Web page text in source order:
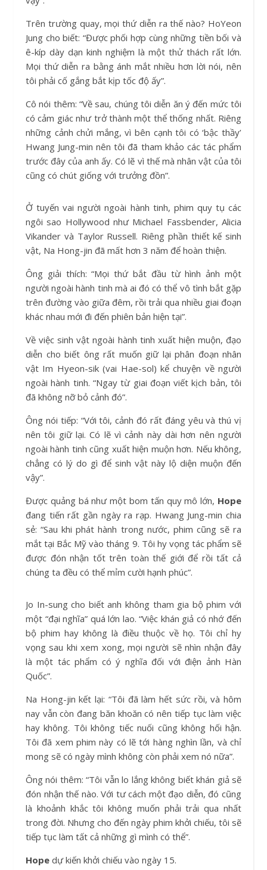
Trên trường quay, mọi thứ diễn ra thế nào? HoYeon
Jung cho biết: “Được phối hợp cùng những tiền bối và
ê-kíp dày dạn kinh nghiệm là một thử thách rất lớn.
Mọi thứ diễn ra bằng ánh mắt nhiều hơn lời nói, nên
tôi phải cố gắng bắt kịp tốc độ ấy”.
Cô nói thêm: “Về sau, chúng tôi diễn ăn ý đến mức tôi
có cảm giác như trở thành một thể thống nhất. Riêng
những cảnh chửi mắng, vì bên cạnh tôi có ‘bậc thầy’
Hwang Jung-min nên tôi đã tham khảo các tác phẩm
trước đây của anh ấy. Có lẽ vì thế mà nhân vật của tôi
cũng có chút giống với trưởng đồn”.
Ở tuyến vai người ngoài hành tinh, phim quy tụ các
ngôi sao Hollywood như Michael Fassbender, Alicia
Vikander và Taylor Russell. Riêng phần thiết kế sinh
vật, Na Hong-jin đã mất hơn 3 năm để hoàn thiện.
Ông giải thích: “Mọi thứ bắt đầu từ hình ảnh một
người ngoài hành tinh mà ai đó có thể vô tình bắt gặp
trên đường vào giữa đêm, rồi trải qua nhiều giai đoạn
khác nhau mới đi đến phiên bản hiện tại”.
Về việc sinh vật ngoài hành tinh xuất hiện muộn, đạo
diễn cho biết ông rất muốn giữ lại phân đoạn nhân
vật Im Hyeon-sik (vai Hae-sol) kể chuyện về người
ngoài hành tinh. “Ngay từ giai đoạn viết kịch bản, tôi
đã không nỡ bỏ cảnh đó”.
Ông nói tiếp: “Với tôi, cảnh đó rất đáng yêu và thú vị
nên tôi giữ lại. Có lẽ vì cảnh này dài hơn nên người
ngoài hành tinh cũng xuất hiện muộn hơn. Nếu không,
chẳng có lý do gì để sinh vật này lộ diện muộn đến
vậy”.
Được quảng bá như một bom tấn quy mô lớn, Hope
đang tiến rất gần ngày ra rạp. Hwang Jung-min chia
sẻ: “Sau khi phát hành trong nước, phim cũng sẽ ra
mắt tại Bắc Mỹ vào tháng 9. Tôi hy vọng tác phẩm sẽ
được đón nhận tốt trên toàn thế giới để rồi tất cả
chúng ta đều có thể mỉm cười hạnh phúc”.
Jo In-sung cho biết anh không tham gia bộ phim với
một “đại nghĩa” quá lớn lao. “Việc khán giả có nhớ đến
bộ phim hay không là điều thuộc về họ. Tôi chỉ hy
vọng sau khi xem xong, mọi người sẽ nhìn nhận đây
là một tác phẩm có ý nghĩa đối với điện ảnh Hàn
Quốc”.
Na Hong-jin kết lại: “Tôi đã làm hết sức rồi, và hôm
nay vẫn còn đang băn khoăn có nên tiếp tục làm việc
hay không. Tôi không tiếc nuối cũng không hối hận.
Tôi đã xem phim này có lẽ tới hàng nghìn lần, và chỉ
mong sẽ có ngày mình không còn phải xem nó nữa”.
Ông nói thêm: “Tôi vẫn lo lắng không biết khán giả sẽ
đón nhận thế nào. Với tư cách một đạo diễn, đó cũng
là khoảnh khắc tôi không muốn phải trải qua nhất
trong đời. Nhưng cho đến ngày phim khởi chiếu, tôi sẽ
tiếp tục làm tất cả những gì mình có thể”.
Hope dự kiến khởi chiếu vào ngày 15.